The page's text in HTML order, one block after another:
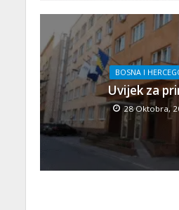
BOSNA I
Uvijek za
28 Oktobra,